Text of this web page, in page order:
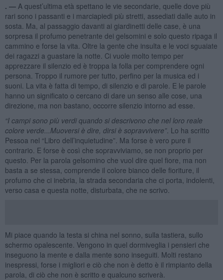
. — A quest’ultima età spettano le vie secondarie, quelle dove più
rari sono i passanti e i marciapiedi più stretti, assediati dalle auto in
sosta. Ma, al passaggio davanti ai giardinetti delle case, è una
sorpresa il profumo penetrante dei gelsomini e solo questo ripaga il
cammino e forse la vita. Oltre la gente che insulta e le voci sguaiate
dei ragazzi a guastare la notte. Ci vuole molto tempo per
apprezzare il silenzio ed è troppa la folla per comprendere ogni
persona. Troppo il rumore per tutto, perfino per la musica ed i
suoni. La vita è fatta di tempo, di silenzio e di parole. E le parole
hanno un significato o cercano di dare un senso alle cose, una
direzione, ma non bastano, occorre silenzio intorno ad esse.
“I campi sono più verdi quando si descrivono che nel loro reale
colore verde...Muoversi è dire, dirsi è sopravvivere”. Lo ha scritto
Pessoa nel “Libro dell’inquietudine”. Ma forse è vero pure il
contrario. E forse è così che sopravviviamo, se non proprio per
questo. Per la parola gelsomino che vuol dire quel fiore, ma non
basta a se stessa, comprende il colore bianco delle fioriture, il
profumo che ci inebria, la strada secondaria che ci porta, indolenti,
verso casa e questa notte, disturbata, che ne scrivo.
Mi piace quando la testa si china nel sonno, sulla tastiera, sullo
schermo opalescente. Vengono in quel dormiveglia i pensieri che
inseguono la mente e dalla mente sono inseguiti. Molti restano
inespressi, forse i migliori e ciò che non è detto è il rimpianto della
parola, di ciò che non è scritto e qualcuno scriverà.